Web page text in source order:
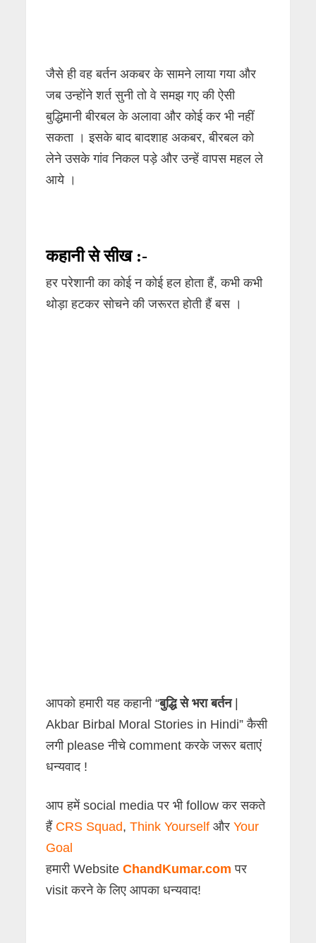
जैसे ही वह बर्तन अकबर के सामने लाया गया और
जब उन्होंने शर्त सुनी तो वे समझ गए की ऐसी
बुद्धिमानी बीरबल के अलावा और कोई कर भी नहीं
सकता । इसके बाद बादशाह अकबर, बीरबल को
लेने उसके गांव निकल पड़े और उन्हें वापस महल ले
आये ।
कहानी से सीख :-
हर परेशानी का कोई न कोई हल होता हैं, कभी कभी
थोड़ा हटकर सोचने की जरूरत होती हैं बस ।
आपको हमारी यह कहानी “बुद्धि से भरा बर्तन|
Akbar Birbal Moral Stories in Hindi” कैसी
लगी please नीचे comment करके जरूर बताएं
धन्यवाद !
आप हमें social media पर भी follow कर सकते
हैं CRS Squad,Think Yourself औरYour
Goal
हमारी WebsiteChandKumar.com पर
visit करने के लिए आपका धन्यवाद!